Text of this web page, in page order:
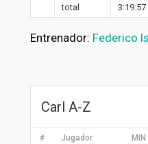
total 3:19:57
Entrenador: Federico
Carl A-Z
# Jugador MIN